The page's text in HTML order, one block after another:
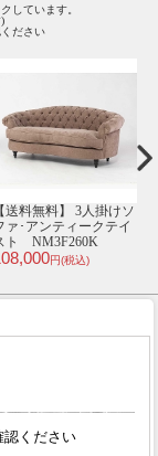
しています。
ださい
【送料無料】 3人掛けソ
ァ･アンティークテイ
ト NM3F260K
円(税込)